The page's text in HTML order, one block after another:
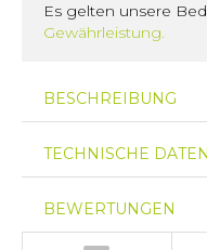
Es gelten unsere
Gewährleistung.
BESCHREIBUNG
TECHNISCHE DATEN
BEWERTUNGEN